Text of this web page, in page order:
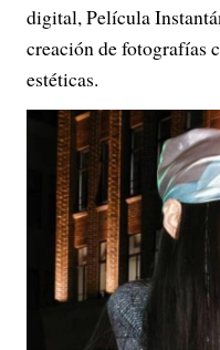
digital, Película
creación de fotografías
estéticas.